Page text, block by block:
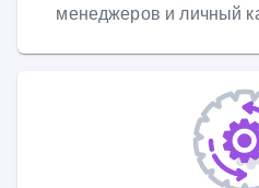
менеджеров и личный